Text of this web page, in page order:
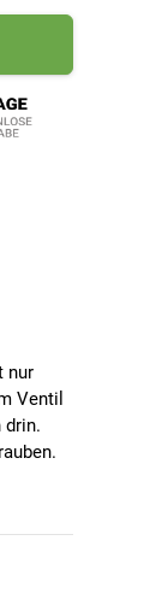
nur
Ventil
drin.